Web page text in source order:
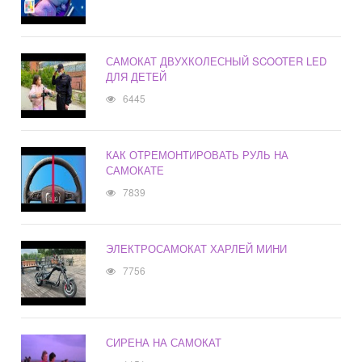
САМОКАТ ДВУХКОЛЕСНЫЙ SCOOTER LED
ДЛЯ ДЕТЕЙ
6445
КАК ОТРЕМОНТИРОВАТЬ РУЛЬ НА
САМОКАТЕ
7839
ЭЛЕКТРОСАМОКАТ ХАРЛЕЙ МИНИ
7756
СИРЕНА НА САМОКАТ